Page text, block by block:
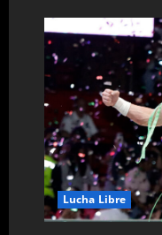
n
t
r
a
d Lucha Libre